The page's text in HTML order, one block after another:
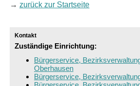
→ zurück zur Startseite
Kontakt
Zuständige Einrichtung:
Bürgerservice,
Oberhausen
Bürgerservice,